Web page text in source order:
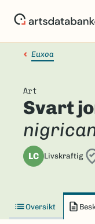
Euxoa
Art
Svart
LC Livskraftig
Oversikt